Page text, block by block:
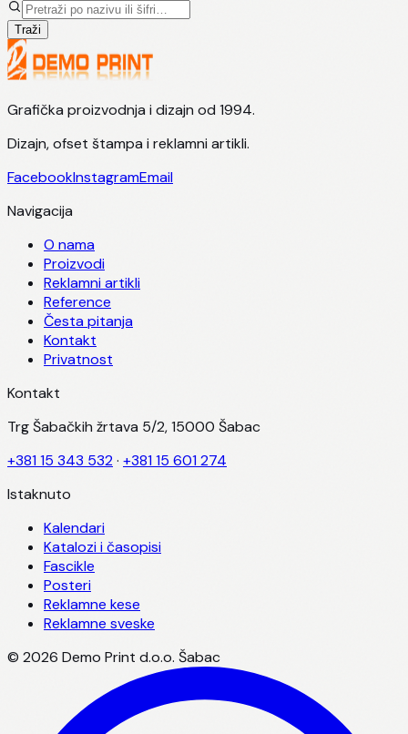
Traži
Grafička proizvodnja i dizajn od 1994.
Dizajn, ofset štampa i reklamni artikli.
FacebookInstagramEmail
Navigacija
O nama
Proizvodi
Reklamni artikli
Reference
Česta pitanja
Kontakt
Privatnost
Kontakt
Trg Šabačkih žrtava 5/2, 15000 Šabac
+381 15 343 532· +381 15 601 274
Istaknuto
Kalendari
Katalozi i časopisi
Fascikle
Posteri
Reklamne kese
Reklamne sveske
© 2026 Demo Print d.o.o. Šabac